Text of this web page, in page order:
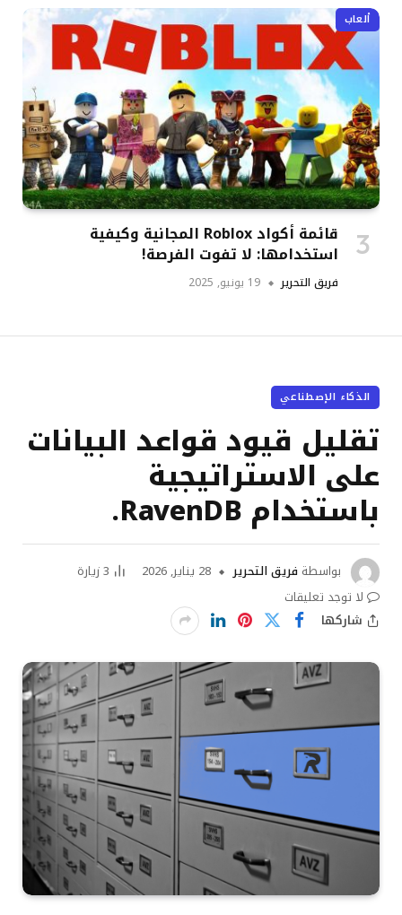
ألعاب
قائمة أكواد Roblox المجانية وكيفية
استخدامها: لا تفوت الفرصة!
فريق التحرير 19 يونيو, 2025
الذكاء الإصطناعي
تقليل قيود قواعد البيانات
على الاستراتيجية
باستخدام RavenDB.
بواسطة فريق التحرير 28 يناير, 2026 3زيارة
لا توجد تعليقات
شاركها